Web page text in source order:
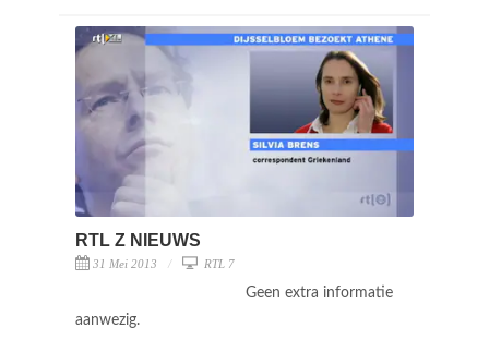
RTL Z NIEUWS
31 Mei 2013 RTL 7
Geen extra informatie
aanwezig.